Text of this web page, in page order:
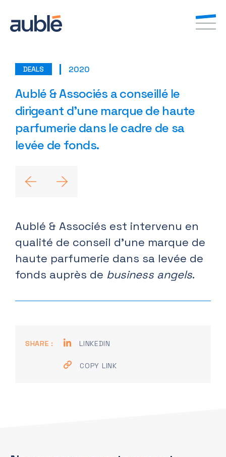
DEALS 2020
Aublé & Associés a conseillé le
dirigeant d’une marque de haute
parfumerie dans le cadre de sa
levée de fonds.
Aublé & Associés est intervenu en
qualité de conseil d’une marque de
haute parfumerie dans sa levée de
fonds auprès de business angels.
SHARE : LINKEDIN
COPY LINK